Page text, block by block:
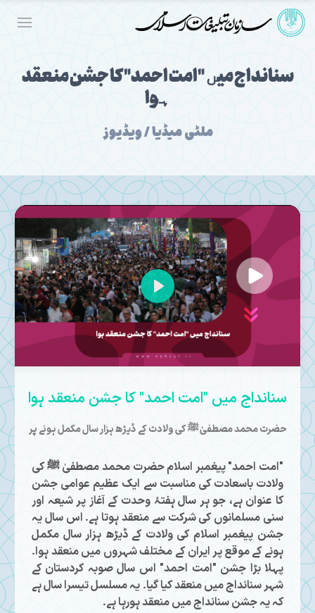
سنانداج میں "امت احمد" کا جشن منعقد
ہوا
ملٹی میڈیا / ویڈیوز
Mute
Play
سنانداج میں "امت احمد" کا جشن منعقد ہوا
حضرت محمد مصطفیٰ ﷺ کی ولادت کے ڈیڑھ ہزار سال مکمل ہونے پر
"امت احمد" پیغمبر اسلام حضرت محمد مصطفیٰ ﷺ کی
ولادت باسعادت کی مناسبت سے ایک عظیم عوامی جشن
کا عنوان ہے، جو ہر سال ہفتۂ وحدت کے آغاز پر شیعہ اور
سنی مسلمانوں کی شرکت سے منعقد ہوتا ہے۔ اس سال یہ
جشن پیغمبر اسلام کی ولادت کے ڈیڑھ ہزار سال مکمل
ہونے کے موقع پر ایران کے مختلف شہروں میں منعقد ہوا۔
پہلا بڑا جشن "امت احمد" اس سال صوبہ کردستان کے
شہر سنانداج میں منعقد کیا گیا۔ یہ مسلسل تیسرا سال ہے
کہ یہ جشن سنانداج میں منعقد ہورہا ہے۔